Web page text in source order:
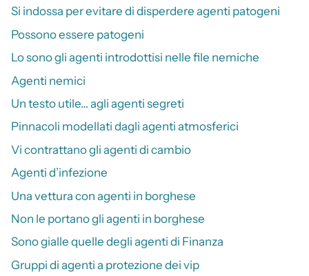
Si indossa per evitare di disperdere agenti patogeni
Possono essere patogeni
Lo sono gli agenti introdottisi nelle file nemiche
Agenti nemici
Un testo utile… agli agenti segreti
Pinnacoli modellati dagli agenti atmosferici
Vi contrattano gli agenti di cambio
Agenti d’infezione
Una vettura con agenti in borghese
Non le portano gli agenti in borghese
Sono gialle quelle degli agenti di Finanza
Gruppi di agenti a protezione dei vip